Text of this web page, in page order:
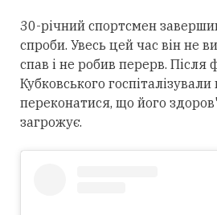
30-річний спортсмен
спроби. Увесь цей час він не
спав і не робив перерв. Після
Кубковського
переконатися, що його
загрожує.